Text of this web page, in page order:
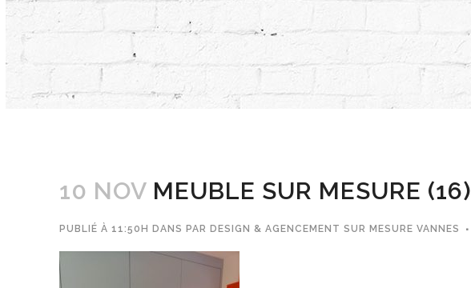
10 NOV MEUBLE SUR MESURE (16)
PUBLIÉ À 11:50H DANS PAR DESIGN & AGENCEMENT SUR MESURE VANNES